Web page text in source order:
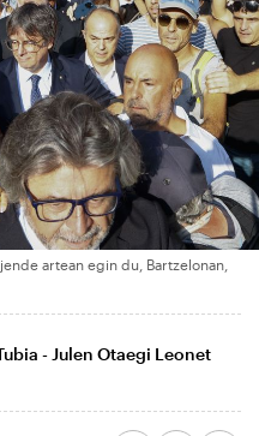
artean egin du, Bartzelonan,
- Julen Otaegi Leonet